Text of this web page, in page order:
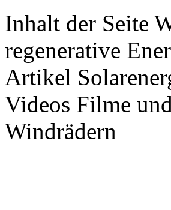
Inhalt der Seite
regenerative
Artikel
Videos Filme
Windrädern